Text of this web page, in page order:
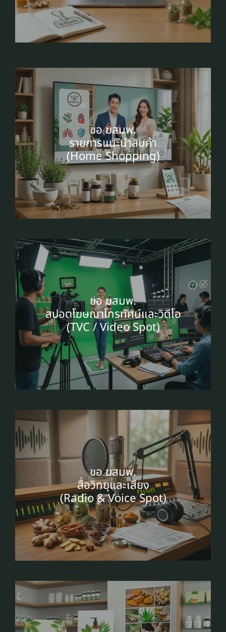
ขอ ฆสมพ.
รายการแนะนำสินค้า
(Home Shopping)
ขอ ฆสมพ.
สปอตโฆษณาโทรทัศน์และวิดีโอ
(TVC / Video Spot)
ขอ ฆสมพ.
สื่อวิทยุและเสียง
(Radio & Voice Spot)